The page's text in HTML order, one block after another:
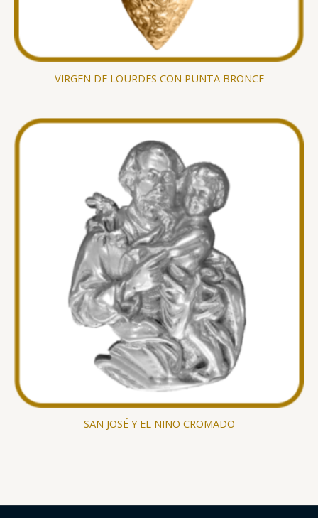
VIRGEN DE LOURDES CON PUNTA BRONCE
SAN JOSÉ Y EL NIÑO CROMADO